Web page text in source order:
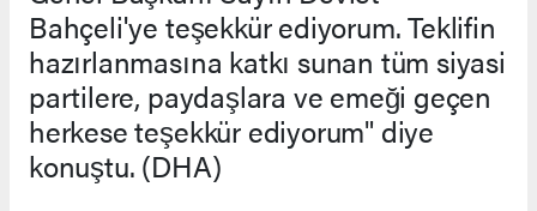
Bahçeli'ye teşekkür ediyorum. Teklifin
hazırlanmasına katkı sunan tüm siyasi
partilere, paydaşlara ve emeği geçen
herkese teşekkür ediyorum" diye
konuştu. (DHA)